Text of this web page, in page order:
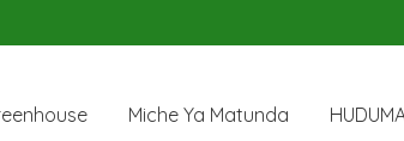
Miche Ya Matunda